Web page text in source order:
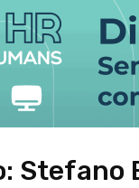
Stefano